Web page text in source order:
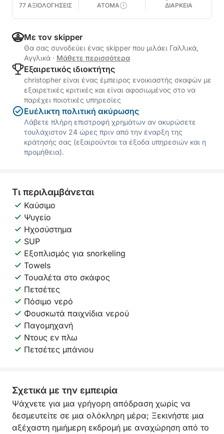
77 ΑΞΙΟΛΟΓΗΣΕΙΣ ΑΤΟΜΑ ΔΙΑΡΚΕΙΑ
Με τον skipper
Θα σας συνοδεύει ένας skipper που μιλάει Γαλλικά,
Αγγλικά · Μάθετε περισσότερα
Εξαιρετικός ιδιοκτήτης
christopher είναι ένας έμπειρος ενοικιαστής σκαφών με
εξαιρετικές κριτικές και είναι αφοσιωμένος στο να
παρέχει ποιοτικές υπηρεσίες
Ευέλικτη πολιτική ακύρωσης
Λάβετε πλήρη επιστροφή χρημάτων αν ακυρώσετε
τουλάχιστον 24 ώρες πριν από την έναρξη της
κράτησής σας (εξαιρούνται τα έξοδα υπηρεσιών και η
προμήθεια).
Τι περιλαμβάνεται
Καύσιμο
Ψυγείο
Ηχοσύστημα
SUP
Εξοπλισμός για snorkeling
Towels
Τουαλέτα στο σκάφος
Πετσέτες
Πόσιμο νερό
Φουσκωτά παιχνίδια νερού
Παγομηχανή
Ντους εν πλω
Πετσέτες μπάνιου
Σχετικά με την εμπειρία
Ψάχνετε για μια γρήγορη απόδραση χωρίς να
δεσμευτείτε σε μια ολόκληρη μέρα; Ξεκινήστε μια
αξέχαστη ημιήμερη εκδρομή με αναχώρηση από το